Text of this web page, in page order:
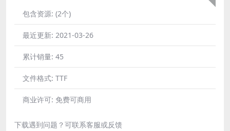
包含资源: (2个)
最近更新: 2021-03-26
累计销量: 45
文件格式: TTF
商业许可: 免费可商用
下载遇到问题？可联系客服或反馈